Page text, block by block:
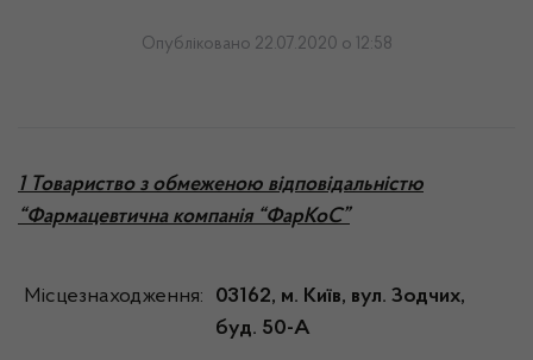
Опубліковано 22.07.2020 о 12:58
1 Товариство з обмеженою відповідальністю
“Фармацевтична компанія “ФарКоС”
Місцезнаходження:
03162, м. Київ, вул. Зодчих,
буд. 50-А